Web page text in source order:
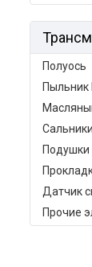
Полуось
Сальники
Подушки
Датчик
Прочие